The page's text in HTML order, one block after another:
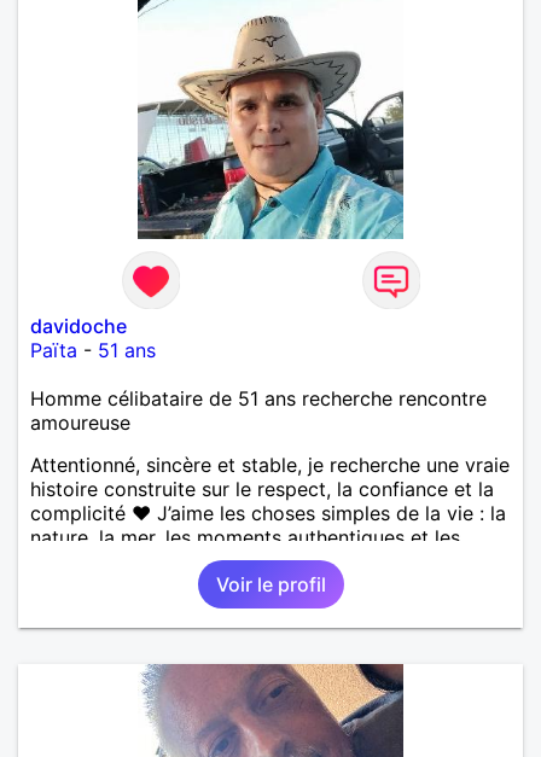
davidoche
Païta - 51 ans
Homme célibataire de 51 ans recherche rencontre
amoureuse
Attentionné, sincère et stable, je recherche une vraie
histoire construite sur le respect, la confiance et la
complicité ❤️ J’aime les choses simples de la vie : la
nature, la mer, les moments authentiques et les
personnes au grand cœur 🌊🌿 Très câlin et
affectueux, j’adore les petits moments de tendresse
et les calinous réguliers 😊❤️ La solitude finit parfois
par peser, alors si tu es en Nouvelle-Calédonie et
temps de discuter… et laissons l’avenir nous guider
Voir le profil